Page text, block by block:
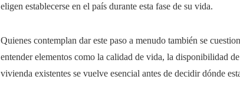
eligen establecerse en el país durante esta fase de su vida.
Quienes contemplan dar este paso a menudo también se
entender elementos como la calidad de vida, la disponibilidad
vivienda existentes se vuelve esencial antes de decidir dónde